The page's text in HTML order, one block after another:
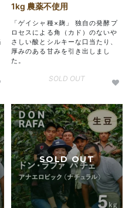
1kg 農薬不使用
「ゲイシャ種×麹」 独自の発酵プ
ロセスによる角（カド）のないや
さしい酸とシルキーな口当たり、
厚みのある甘みを引き出しまし
た。
SOLD OUT